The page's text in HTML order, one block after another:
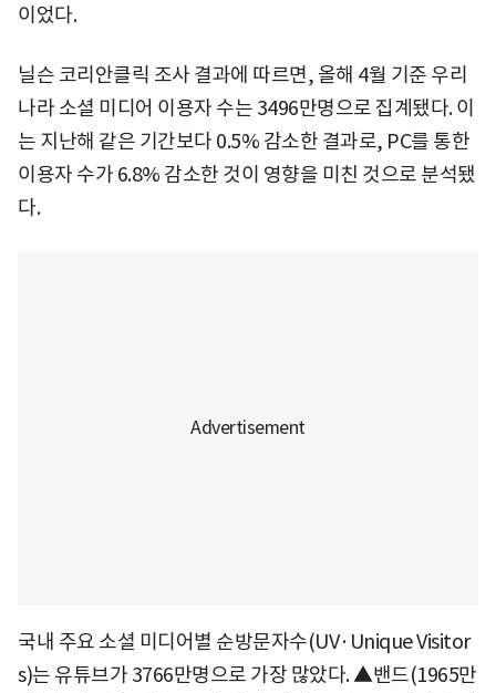
이었다.
닐슨 코리안클릭 조사 결과에 따르면, 올해 4월 기준 우리
나라 소셜 미디어 이용자 수는 3496만명으로 집계됐다. 이
는 지난해 같은 기간보다 0.5% 감소한 결과로, PC를 통한
이용자 수가 6.8% 감소한 것이 영향을 미친 것으로 분석됐
다.
국내 주요 소셜 미디어별 순방문자수(UV·Unique Visitor
s)는 유튜브가 3766만명으로 가장 많았다. ▲밴드(1965만